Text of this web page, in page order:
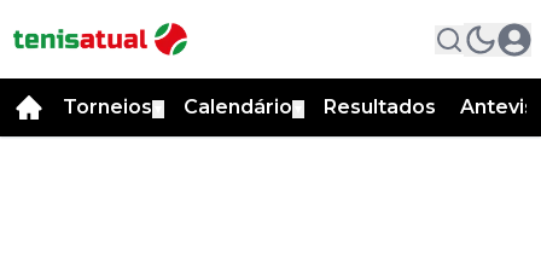
Torneios Calendário Resultados